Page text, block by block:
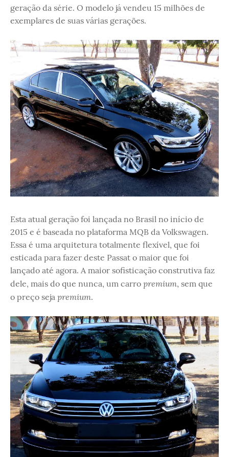
geração da série. O modelo já vendeu 15 milhões de
exemplares de suas várias gerações.
Esta atual geração foi lançada no Brasil no início de
2015 e é baseada no plataforma MQB da Volkswagen.
Essa é uma arquitetura totalmente flexível, que foi
esticada para fazer deste Passat o maior que foi
lançado até agora. A maior sofisticação construtiva faz
dele, mais do que nunca, um carro premium, sem que
o preço seja premium.